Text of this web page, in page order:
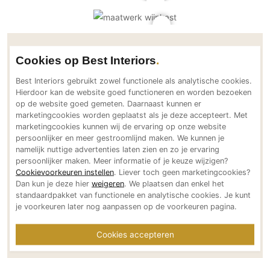
Houten vloeren
Natuursteen en keramiek vloeren
Vloerkleden
Afwerking
Wandafwerking
Beton Ciré
Behang / Wandtextiel
Natuursteen en keramiek
Leer
Spuitwerk
Contactgegevens Studio Hans Kuijten
Adresgegevens
Berg 5D
5671 CA Nuenen
NL
Bereikbaar via
+31 (0) 40 28 421 35
info@hanskuijten.nl
www.hanskuijten.nl
Social media
Cookies op Best Interiors
Best Interiors gebruikt zowel functionele als analytische cookies.
Hierdoor kan de website goed functioneren en worden bezoeken
op de website goed gemeten. Daarnaast kunnen er
marketingcookies worden geplaatst als je deze accepteert. Met
marketingcookies kunnen wij de ervaring op onze website
persoonlijker en meer gestroomlijnd maken. We kunnen je
namelijk nuttige advertenties laten zien en zo je ervaring
persoonlijker maken. Meer informatie of je keuze wijzigen?
Cookievoorkeuren instellen. Liever toch geen marketingcookies?
Dan kun je deze hier weigeren. We plaatsen dan enkel het
standaardpakket van functionele en analytische cookies. Je kunt
je voorkeuren later nog aanpassen op de voorkeuren pagina.
Cookies accepteren